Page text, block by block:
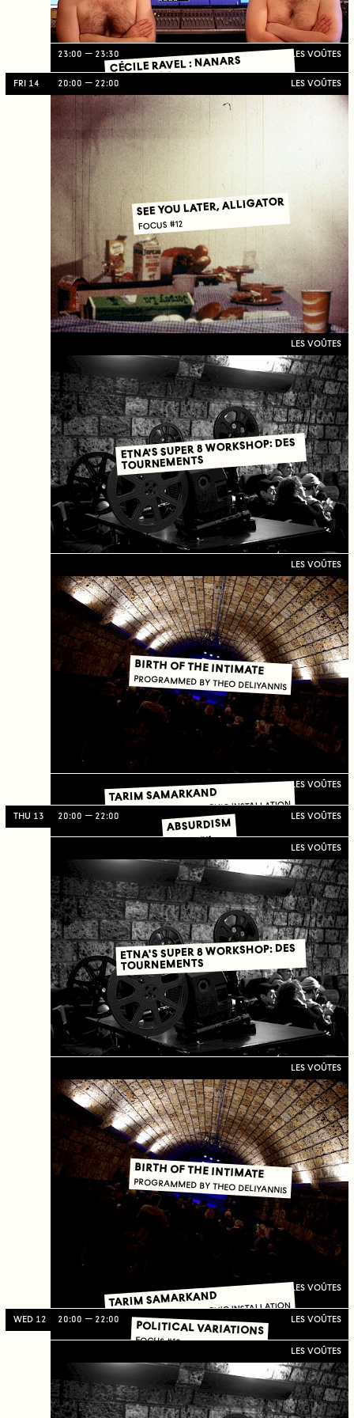
23:00 23:30 LES VOÛTES
CÉCILE RAVEL : NANARS
FAMILIAUX
FRI 14 20:00 22:00 LES VOÛTES
SEE YOU LATER, ALLIGATOR
FOCUS #12
LES VOÛTES
ETNA'S SUPER 8 WORKSHOP: DES
TOURNEMENTS
LES VOÛTES
BIRTH OF THE INTIMATE
PROGRAMMED BY THEO DELIYANNIS
LES VOÛTES
TARIM SAMARKAND
VIDEO AND PHOTOGRAPHIC INSTALLATION
THU 13 20:00 22:00 LES VOÛTES
ABSURDISM
FOCUS #11
LES VOÛTES
ETNA'S SUPER 8 WORKSHOP: DES
TOURNEMENTS
LES VOÛTES
BIRTH OF THE INTIMATE
PROGRAMMED BY THEO DELIYANNIS
LES VOÛTES
TARIM SAMARKAND
VIDEO AND PHOTOGRAPHIC INSTALLATION
WED 12 20:00 22:00 LES VOÛTES
POLITICAL VARIATIONS
FOCUS #10
LES VOÛTES